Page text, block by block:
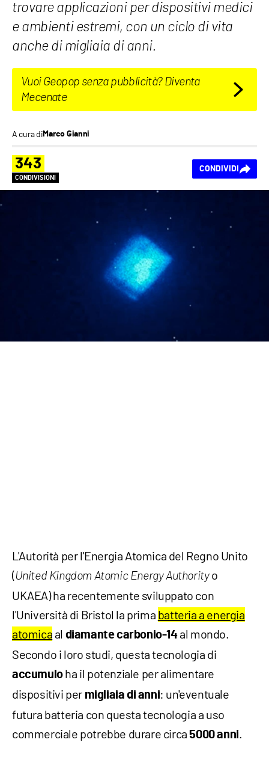
trovare applicazioni per dispositivi medici
e ambienti estremi, con un ciclo di vita
anche di migliaia di anni.
Vuoi Geopop senza pubblicità? Diventa
Mecenate
A cura diMarco Gianni
343
CONDIVISIONI
CONDIVIDI
L'Autorità per l'Energia Atomica del Regno Unito
(United Kingdom Atomic Energy Authorityo
UKAEA) ha recentemente sviluppato con
l'Università di Bristol la prima batteria a energia
atomica al diamante carbonio-14al mondo.
Secondo i loro studi, questa tecnologia di
accumuloha il potenziale per alimentare
dispositivi per migliaia di anni: un'eventuale
futura batteria con questa tecnologia a uso
commerciale potrebbe durare circa5000 anni.